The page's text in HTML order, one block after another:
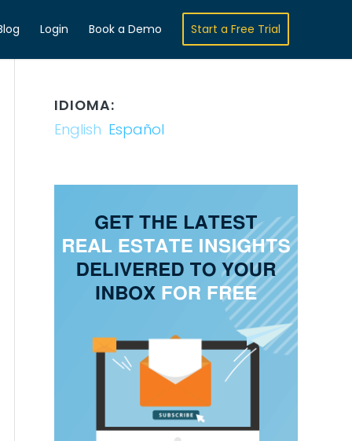
Login Book a Demo Start a Free Trial
IDIOMA:
English Español